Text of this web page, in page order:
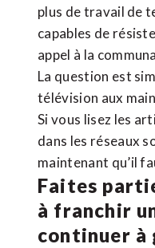
plus de travail de
capables de
appel à la
La question est
télévision aux
Si vous lisez les
dans les réseaux
maintenant qu’il
Faites
à franchir
continuer à